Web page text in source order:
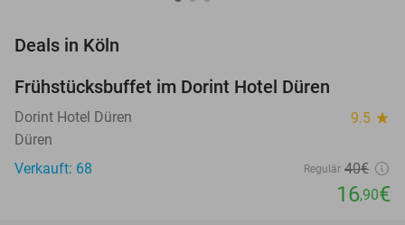
Deals in Köln
TODAY
Frühstücksbuffet im Dorint Hotel Düren
Dorint Hotel Düren 9.5 star
Düren
Verkauft: 68
Regulär 40€
16,90€